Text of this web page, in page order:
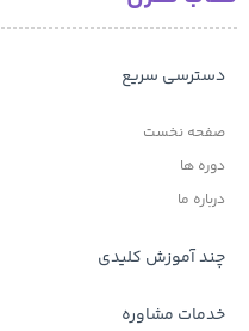
دسترسی سریع
صفحه نخست
دوره ها
درباره ما
چند آموزش کلیدی
خدمات مشاوره